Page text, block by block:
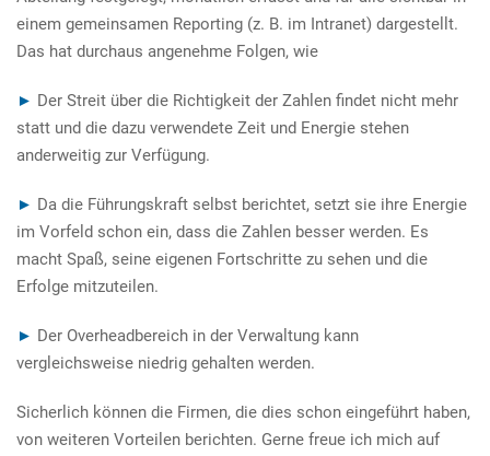
einem gemeinsamen Reporting (z. B. im Intranet) dargestellt.
Das hat durchaus angenehme Folgen, wie
► Der Streit über die Richtigkeit der Zahlen findet nicht mehr
statt und die dazu verwendete Zeit und Energie stehen
anderweitig zur Verfügung.
► Da die Führungskraft selbst berichtet, setzt sie ihre Energie
im Vorfeld schon ein, dass die Zahlen besser werden. Es
macht Spaß, seine eigenen Fortschritte zu sehen und die
Erfolge mitzuteilen.
► Der Overheadbereich in der Verwaltung kann
vergleichsweise niedrig gehalten werden.
Sicherlich können die Firmen, die dies schon eingeführt haben,
von weiteren Vorteilen berichten. Gerne freue ich mich auf